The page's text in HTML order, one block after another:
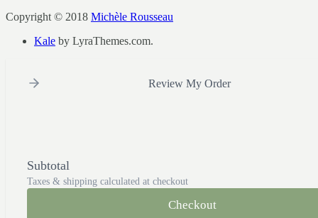
Copyright © 2018 Michèle Rousseau
Kale by LyraThemes.com.
Review My Order
Subtotal
Taxes & shipping calculated at checkout
Checkout